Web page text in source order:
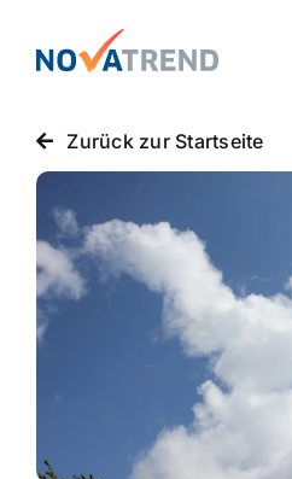
Inhalt
springen
Blog
Novatrend News
Themen & Ideen
Zurück zur Startseite